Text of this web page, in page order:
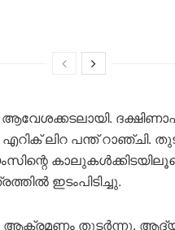
ആവേശക്കടലായി.
ലിറ പന്ത് റാഞ്ചി.
ഇടംപിടിച്ചു.
തുടർന്നു. ആദ്യ